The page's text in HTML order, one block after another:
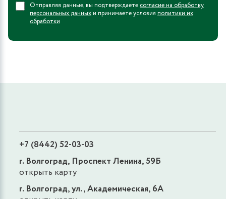
Отправляя данные, вы подтверждаете согласие на обработку
персональных данныхи принимаете условия политики их
обработки
+7 (8442) 52-03-03
г. Волгоград, Проспект Ленина, 59Б
открыть карту
г. Волгоград, ул., Академическая, 6А